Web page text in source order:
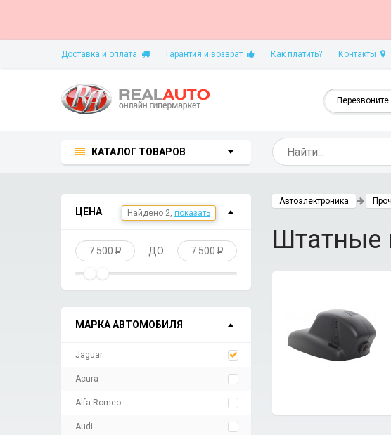
Доставка и оплата Гарантия и возврат Как платить? Контакты
КАТАЛОГ ТОВАРОВ
ЦЕНА
7 500 P ДО 7 500 P
МАРКА АВТОМОБИЛЯ
Jaguar
Acura
Alfa Romeo
Audi
Автоэлектроника
Штатные